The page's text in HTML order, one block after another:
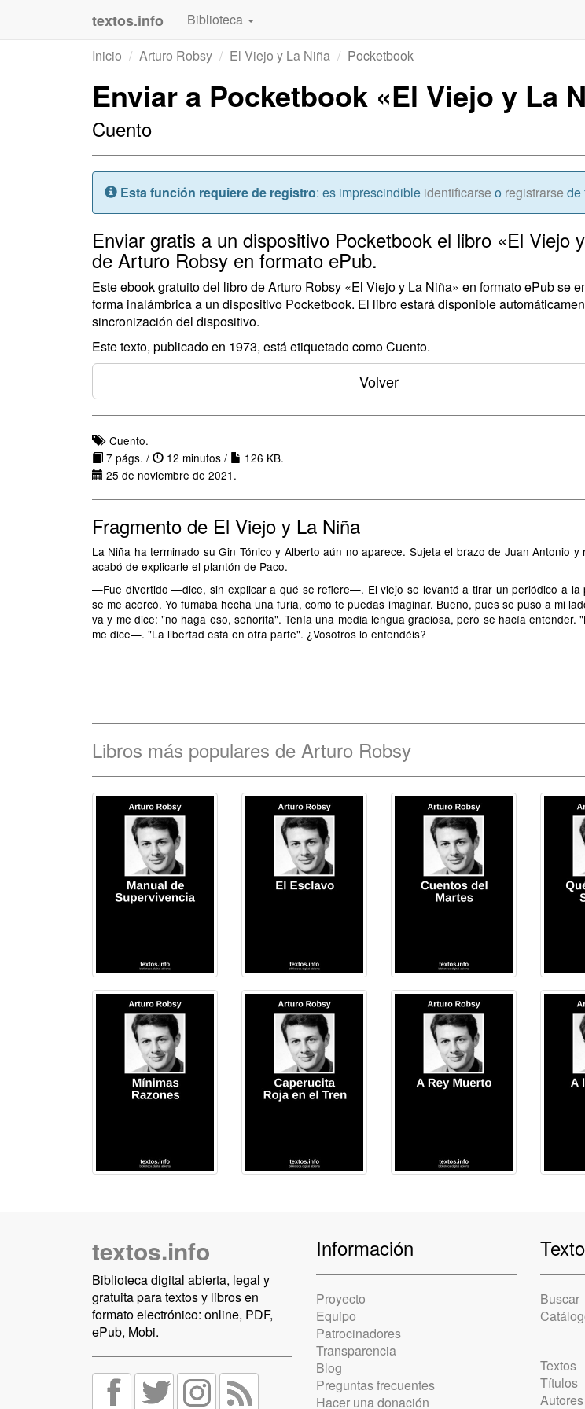
textos.info Biblioteca
Inicio
Arturo Robsy El Viejo y La Niña Pocketbook
Enviar a Pocketbook «El Viejo y La
Cuento
Atención:
Esta función requiere de registro: es imprescindible identificarse o registrarse de
Enviar gratis a un dispositivo Pocketbook el libro «El Viejo
de Arturo Robsy en formato ePub.
Este ebook gratuito del libro de Arturo Robsy «El Viejo y La Niña» en formato ePub se
forma inalámbrica a un dispositivo Pocketbook. El libro estará disponible
sincronización del dispositivo.
Este texto, publicado en 1973, está etiquetado como Cuento.
Volver
Cuento.
7 págs. /
12 minutos /
126 KB.
25 de noviembre de 2021.
Fragmento de El Viejo y La Niña
La Niña ha terminado su Gin Tónico y Alberto aún no aparece. Sujeta el brazo de Juan Antonio y
acabó de explicarle el plantón de Paco.
—Fue divertido —dice, sin explicar a qué se refiere—. El viejo se levantó a tirar un periódico a la
se me acercó. Yo fumaba hecha una furia, como te puedas imaginar. Bueno, pues se puso a mi
va y me dice: "no haga eso, señorita". Tenía una media lengua graciosa, pero se hacía
me dice—. "La libertad está en otra parte". ¿Vosotros lo entendéis?
Libros más populares de Arturo Robsy
textos.info
Biblioteca digital abierta, legal y
gratuita para textos y libros en
formato electrónico: online, PDF,
ePub, Mobi.
Información
Proyecto
Equipo
Patrocinadores
Transparencia
Blog
Preguntas frecuentes
Hacer una donación
Buscar
Textos
Títulos
Autores